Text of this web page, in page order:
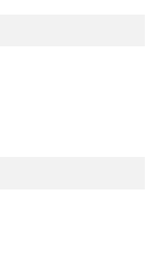
corta en el extranjero